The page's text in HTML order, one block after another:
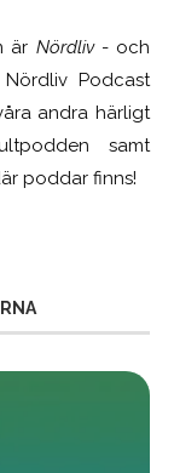
är Nördliv- och
Podcast
andra härligt
samt
poddar finns!